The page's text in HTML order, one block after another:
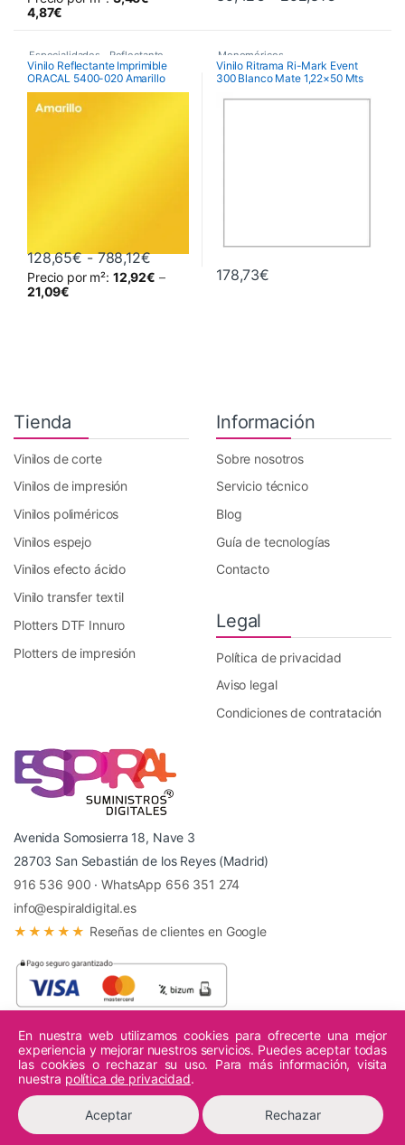
4,87€
Este producto tiene múltiples variantes. Las opciones se
Este producto tiene múltiples
Especialidades Reflectante
Vinilos De Corte
Vinilo Reflectante Imprimible
ORACAL 5400-020 Amarillo
128,65€ - 788,12€Rango de precios: desde 128,65€
Precio por m²: 12,92€ –
21,09€
Este producto tiene múltiples variantes. Las opciones se
Monoméricos
RITRAMA Ri-Mark M300 Event
Vinilo Ritrama Ri-Mark Event
300 Blanco Mate 1,22×50 Mts
178,73€
Tienda
Vinilos de corte
Vinilos de impresión
Vinilos poliméricos
Vinilos espejo
Vinilos efecto ácido
Vinilo transfer textil
Plotters DTF Innuro
Plotters de impresión
Información
Sobre nosotros
Servicio técnico
Blog
Guía de tecnologías
Contacto
Legal
Política de privacidad
Aviso legal
Condiciones de contratación
Avenida Somosierra 18, Nave 3
28703 San Sebastián de los Reyes (Madrid)
916 536 900 ·WhatsApp 656 351 274
info@espiraldigital.es
★★★★★ Reseñas de clientes en Google
© 2026 Espiral Digital - Todos los derechos reservados.
En nuestra web utilizamos cookies para ofrecerte una mejor
experiencia y mejorar nuestros servicios. Puedes aceptar todas
las cookies o rechazar su uso. Para más información, visita
nuestra política de privacidad.
Aceptar Rechazar